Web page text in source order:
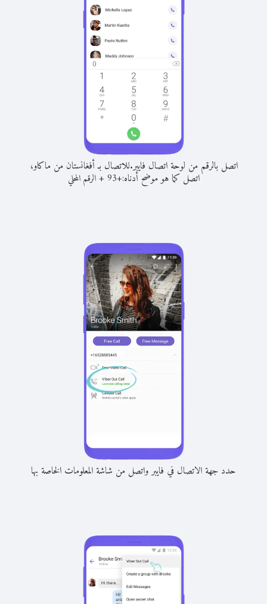
اتصل بالرقم من لوحة اتصال فايبر.للاتصال بـ أفغانستان من ماكاو،
اتصل كما هو موضح أدناه:+
93
+الرقم المحلي
حدد جهة الاتصال في فايبر واتصل من شاشة المعلومات الخاصة بها